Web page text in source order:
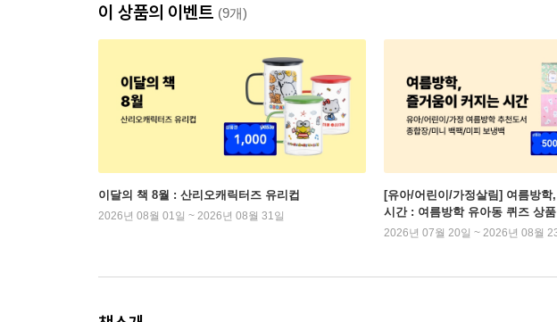
이 상품의 이벤트 (9개)
이달의 책 8월 : 산리오캐릭터즈 유리컵
2026년 08월 01일 ~ 2026년 08월 31일
[유아/어린이/가정살림] 여름방
시간 : 여름방학 유아동 퀴즈 상
2026년 07월 20일 ~ 2026년 08월